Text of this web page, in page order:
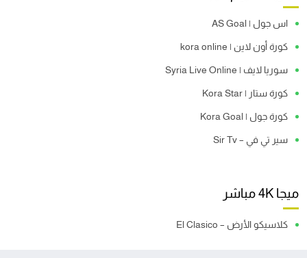
اس جول | AS Goal
كورة أون لاين | kora online
سوريا لايف | Syria Live Online
كورة ستار | Kora Star
كورة جول | Kora Goal
سير تي في – Sir Tv
ميجا 4K مباشر
كلاسيكو الأرض – El Clasico